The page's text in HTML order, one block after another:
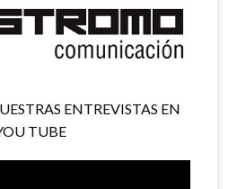
ENTREVISTAS EN
TUBE